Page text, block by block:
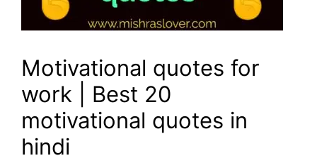
Motivational quotes for
work | Best 20
motivational quotes in
hindi